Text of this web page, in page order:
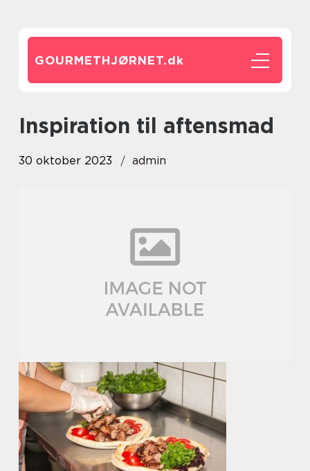
GOURMETHJØRNET.dk
inspiration til aftensmad
30 oktober 2023 admin